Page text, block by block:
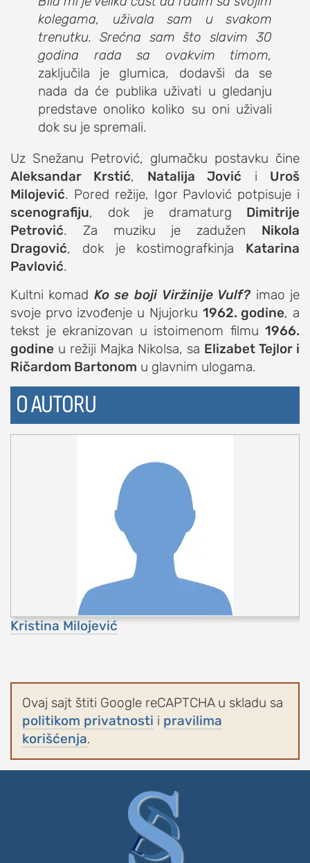
kolegama, uživala sam u svakom
trenutku. Srećna sam što slavim 30
godina rada sa ovakvim timom,
zaključila je glumica, dodavši da se
nada da će publika uživati u gledanju
predstave onoliko koliko su oni uživali
dok su je spremali.
Uz Snežanu Petrović, glumačku postavku čine
Aleksandar Krstić, Natalija Jović i Uroš
Milojević. Pored režije, Igor Pavlović potpisuje i
scenografiju, dok je dramaturg Dimitrije
Petrović. Za muziku je zadužen Nikola
Dragović, dok je kostimografkinja Katarina
Pavlović.
Kultni komad Ko se boji Viržinije Vulf? imao je
svoje prvo izvođenje u Njujorku 1962. godine, a
tekst je ekranizovan u istoimenom filmu 1966.
godine u režiji Majka Nikolsa, sa Elizabet Tejlor i
Ričardom Bartonom u glavnim ulogama.
O AUTORU
Kristina Milojević
Ovaj sajt štiti Google reCAPTCHA u skladu sa
politikom privatnosti i pravilima
korišćenja.